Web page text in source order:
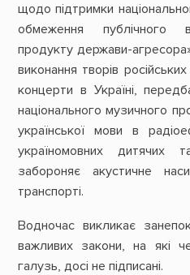
щодо підтримки
обмеження публічного
продукту держави-
виконання творів російських
концерти в Україні,
національного музичного
української мови в
україномовних дитячих
забороняє акустичне
транспорті.
Водночас викликає
важливих закони, на які
галузь, досі не підписані.